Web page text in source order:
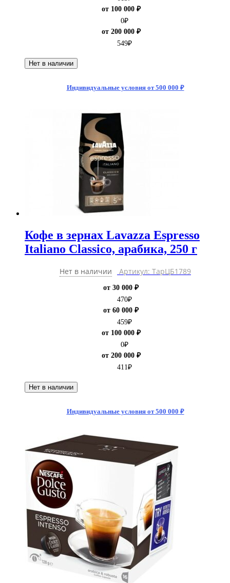
от 100 000 ₽
0₽
от 200 000 ₽
549₽
Нет в наличии
Индивидуальные условия от 500 000 ₽
Кофе в зернах Lavazza Espresso
Italiano Classico, арабика, 250 г
Нет в наличии Артикул: ТарЦБ1789
от 30 000 ₽
470₽
от 60 000 ₽
459₽
от 100 000 ₽
0₽
от 200 000 ₽
411 ₽
Нет в наличии
Индивидуальные условия от 500 000 ₽